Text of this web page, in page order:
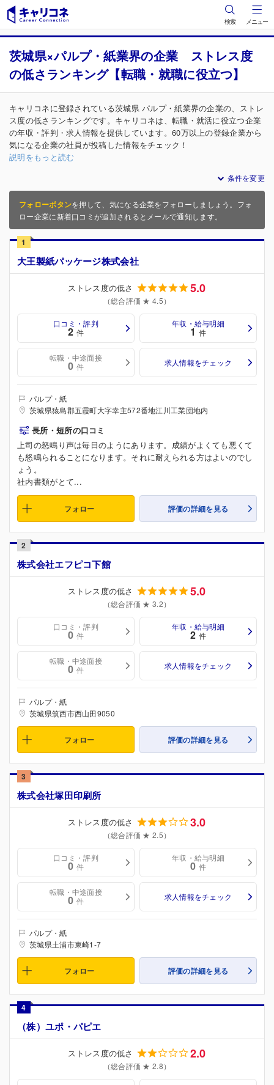
検索 メニュー
茨城県×パルプ・紙業界の企業 ストレス度
の低さランキング【転職・就職に役立つ】
キャリコネに登録されている茨城県 パルプ・紙業界の企業の、ストレ
ス度の低さランキングです。キャリコネは、転職・就活に役立つ企業
の年収・評判・求人情報を提供しています。60万以上の登録企業から
気になる企業の社員が投稿した情報をチェック！
説明をもっと読む
条件を変更
フォローボタンを押して、気になる企業をフォローしましょう。フォ
ロー企業に新着口コミが追加されるとメールで通知します。
1
大王製紙パッケージ株式会社
ストレス度の低さ 5.0
（総合評価 ★ 4.5）
口コミ・評判
2 件
年収・給与明細
1 件
転職・中途面接
0 件 求人情報をチェック
パルプ・紙
茨城県猿島郡五霞町大字幸主572番地江川工業団地内
長所・短所の口コミ
上司の怒鳴り声は毎日のようにあります。成績がよくても悪くて
も怒鳴られることになります。それに耐えられる方はよいのでし
ょう。
社内書類がとて...
フォロー 評価の詳細を見る
2
株式会社エフピコ下館
ストレス度の低さ 5.0
（総合評価 ★ 3.2）
口コミ・評判
0 件
年収・給与明細
2 件
転職・中途面接
0 件 求人情報をチェック
パルプ・紙
茨城県筑西市西山田9050
フォロー 評価の詳細を見る
3
株式会社塚田印刷所
ストレス度の低さ 3.0
（総合評価 ★ 2.5）
口コミ・評判
0 件
年収・給与明細
0 件
転職・中途面接
0 件 求人情報をチェック
パルプ・紙
茨城県土浦市東崎1-7
フォロー 評価の詳細を見る
4
（株）ユポ・パピエ
ストレス度の低さ 2.0
（総合評価 ★ 2.8）